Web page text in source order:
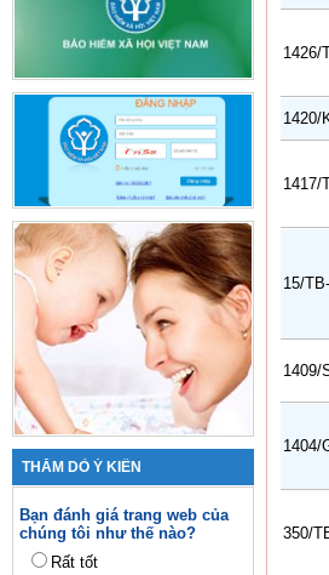
THĂM DÒ Ý KIẾN
Bạn đánh giá trang web của
chúng tôi như thế nào?
Rất tốt
1426/
1420/
1417/
15/
1409/
1404/
350/